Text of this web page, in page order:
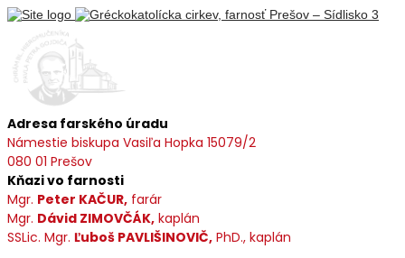
Adresa farského úradu
Námestie biskupa Vasiľa Hopka 15079/2
080 01 Prešov
Kňazi vo farnosti
Mgr. Peter KAČUR, farár
Mgr. Dávid ZIMOVČÁK, kaplán
SSLic. Mgr. Ľuboš PAVLIŠINOVIČ, PhD., kaplán